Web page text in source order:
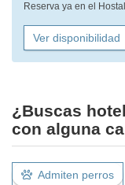
Reserva ya en el
Ver disponibilidad
¿Buscas
con alguna
Admiten perros